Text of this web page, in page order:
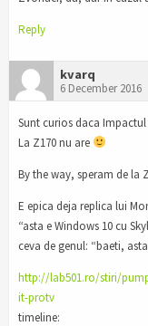
Reply
kvarq
6 December 2016
Sunt curios daca Impactul
La Z170 nu are
By the way, speram de la
E epica deja replica lui
“asta e Windows 10 cu
ceva de genul: “baeti,
http://lab501.ro/stiri/
it-protv
timeline: